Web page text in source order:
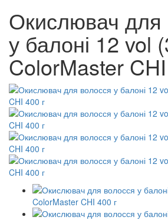
Окислювач для
у балоні 12 vol
ColorMaster